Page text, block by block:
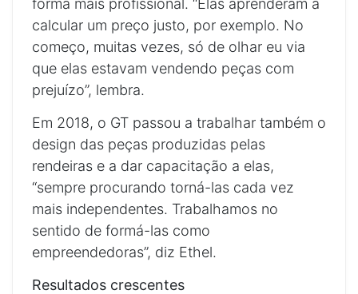
calcular um preço justo, por exemplo. No
começo, muitas vezes, só de olhar eu via
que elas estavam vendendo peças com
prejuízo”, lembra.
Em 2018, o GT passou a trabalhar também o
design das peças produzidas pelas
rendeiras e a dar capacitação a elas,
“sempre procurando torná-las cada vez
mais independentes. Trabalhamos no
sentido de formá-las como
empreendedoras”, diz Ethel.
Resultados crescentes